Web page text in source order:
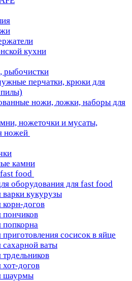
кухни
рыбочистки
перчатки, крюки для
ножи, ложки, наборы для
ножеточки и мусаты,
ножей
камни
food
оборудования для fast food
кукурузы
догов
пончиков
попкорна
сосисок в яйце
ваты
догов
шаурмы